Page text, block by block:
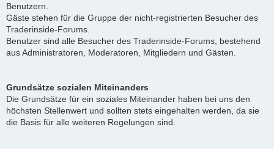
Benutzern.
Gäste stehen für die Gruppe der nicht-registrierten Besucher des
Traderinside-Forums.
Benutzer sind alle Besucher des Traderinside-Forums, bestehend
aus Administratoren, Moderatoren, Mitgliedern und Gästen.
Grundsätze sozialen Miteinanders
Die Grundsätze für ein soziales Miteinander haben bei uns den
höchsten Stellenwert und sollten stets eingehalten werden, da sie
die Basis für alle weiteren Regelungen sind.